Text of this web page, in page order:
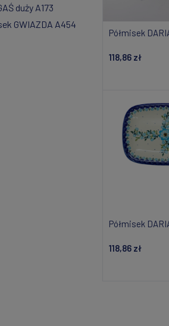
duży A173
GWIAZDA A454
Półmisek
118,86 zł
Półmisek
118,86 zł